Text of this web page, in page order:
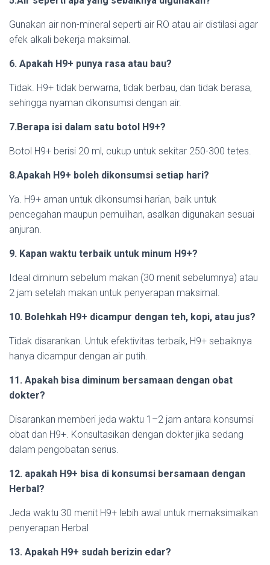
Gunakan air non-mineral seperti air RO atau air distilasi agar
efek alkali bekerja maksimal.
6. Apakah H9+ punya rasa atau bau?
Tidak. H9+ tidak berwarna, tidak berbau, dan tidak berasa,
sehingga nyaman dikonsumsi dengan air.
7.Berapa isi dalam satu botol H9+?
Botol H9+ berisi 20 ml, cukup untuk sekitar 250-300 tetes.
8.Apakah H9+ boleh dikonsumsi setiap hari?
Ya. H9+ aman untuk dikonsumsi harian, baik untuk
pencegahan maupun pemulihan, asalkan digunakan sesuai
anjuran.
9. Kapan waktu terbaik untuk minum H9+?
Ideal diminum sebelum makan (30 menit sebelumnya) atau
2 jam setelah makan untuk penyerapan maksimal.
10. Bolehkah H9+ dicampur dengan teh, kopi, atau jus?
Tidak disarankan. Untuk efektivitas terbaik, H9+ sebaiknya
hanya dicampur dengan air putih.
11. Apakah bisa diminum bersamaan dengan obat
dokter?
Disarankan memberi jeda waktu 1–2 jam antara konsumsi
obat dan H9+. Konsultasikan dengan dokter jika sedang
dalam pengobatan serius.
12. apakah H9+ bisa di konsumsi bersamaan dengan
Herbal?
Jeda waktu 30 menit H9+ lebih awal untuk memaksimalkan
penyerapan Herbal
13. Apakah H9+ sudah berizin edar?